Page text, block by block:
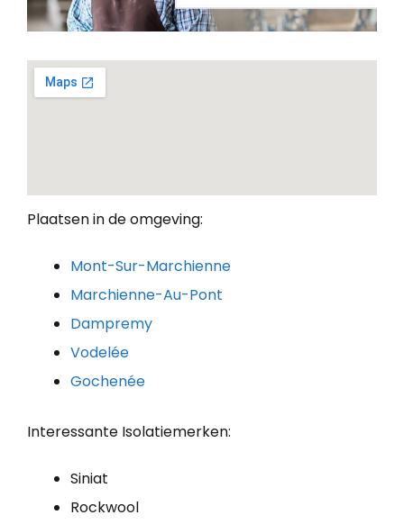
Plaatsen in de omgeving:
Mont-Sur-Marchienne
Marchienne-Au-Pont
Dampremy
Vodelée
Gochenée
Interessante Isolatiemerken:
Siniat
Rockwool